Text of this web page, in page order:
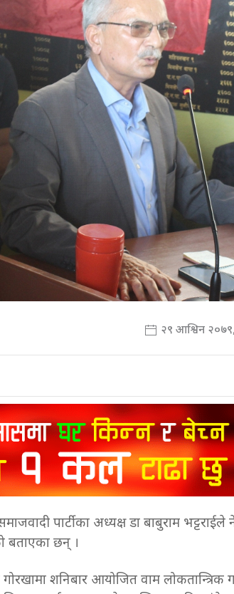
२९ आश्विन
समाजवादी पार्टीका अध्यक्ष डा बाबुराम
बताएका छन् ।
गोरखामा शनिबार आयोजित वाम